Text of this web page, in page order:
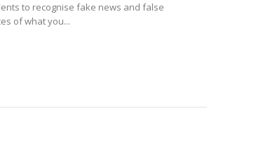
to recognise fake news and false
of what you...